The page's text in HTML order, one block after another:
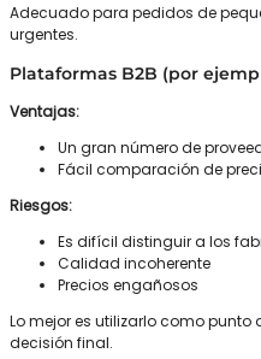
Adecuado para pedidos de
urgentes.
Plataformas B2B (por
Ventajas:
Un gran número de
Fácil comparación de
Riesgos:
Es difícil distinguir a los
Calidad incoherente
Precios engañosos
Lo mejor es utilizarlo como
decisión final.